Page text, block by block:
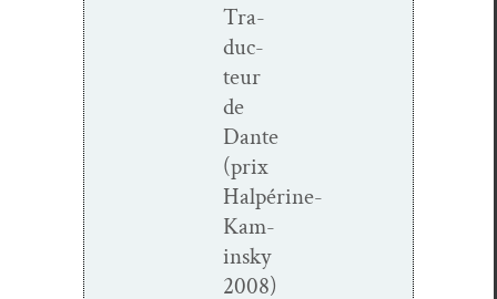
Tra­
duc­
teur
de
Dante
(prix
Halpérine-
Kam­
in­sky
2008)